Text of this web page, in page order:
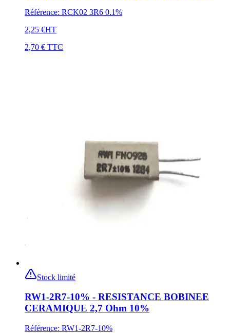
Référence: RCK02 3R6 0.1%
2,25 €HT
2,70 € TTC
Stock limité
RW1-2R7-10% - RESISTANCE BOBINEE
CERAMIQUE 2,7 Ohm 10%
Référence: RW1-2R7-10%